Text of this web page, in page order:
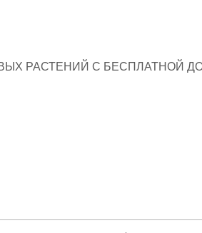
РАСТЕНИЙ С БЕСПЛАТНОЙ